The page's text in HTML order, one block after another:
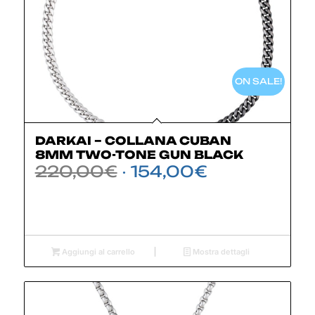
DARKAI – COLLANA CUBAN
8MM TWO-TONE GUN BLACK
220,00€ Il
220,00€.
154,00€Il
154,00€.
ON SALE!
Aggiungi al carrello Mostra dettagli